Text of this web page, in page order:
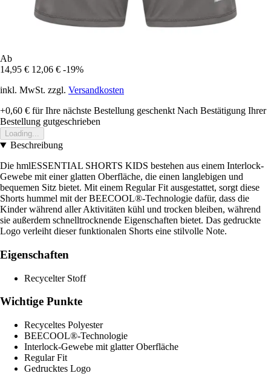
Ab
14,95 € 12,06 € -19%
inkl. MwSt. zzgl. Versandkosten
+0,60 € für Ihre nächste Bestellung geschenkt Nach Bestätigung Ihrer
Bestellung gutgeschrieben
Loading...
Beschreibung
Die hmlESSENTIAL SHORTS KIDS bestehen aus einem Interlock-
Gewebe mit einer glatten Oberfläche, die einen langlebigen und
bequemen Sitz bietet. Mit einem Regular Fit ausgestattet, sorgt diese
Shorts hummel mit der BEECOOL®-Technologie dafür, dass die
Kinder während aller Aktivitäten kühl und trocken bleiben, während
sie außerdem schnelltrocknende Eigenschaften bietet. Das gedruckte
Logo verleiht dieser funktionalen Shorts eine stilvolle Note.
Eigenschaften
Recycelter Stoff
Wichtige Punkte
Recyceltes Polyester
BEECOOL®-Technologie
Interlock-Gewebe mit glatter Oberfläche
Regular Fit
Gedrucktes Logo